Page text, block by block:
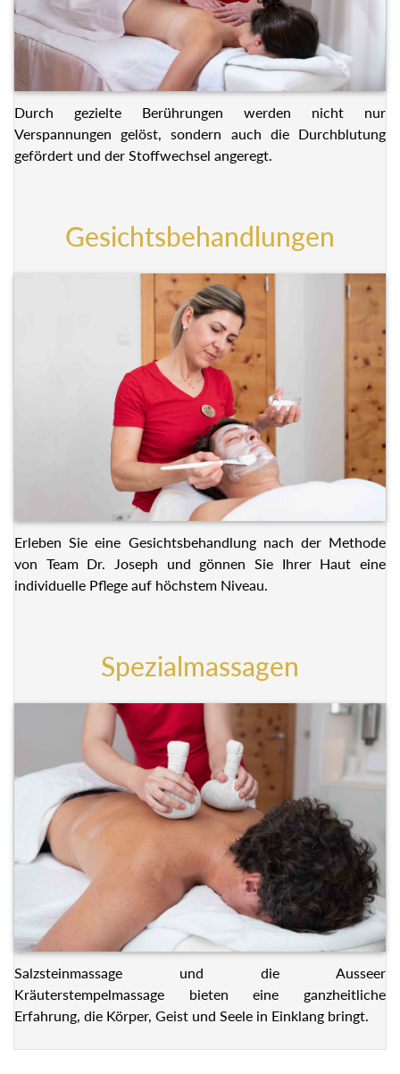
Durch gezielte Berührungen werden nicht nur
Verspannungen gelöst, sondern auch die Durchblutung
gefördert und der Stoffwechsel angeregt.
Gesichtsbehandlungen
Erleben Sie eine Gesichtsbehandlung nach der Methode
von Team Dr. Joseph und gönnen Sie Ihrer Haut eine
individuelle Pflege auf höchstem Niveau.
Spezialmassagen
Salzsteinmassage und die Ausseer
Kräuterstempelmassage bieten eine ganzheitliche
Erfahrung, die Körper, Geist und Seele in Einklang bringt.